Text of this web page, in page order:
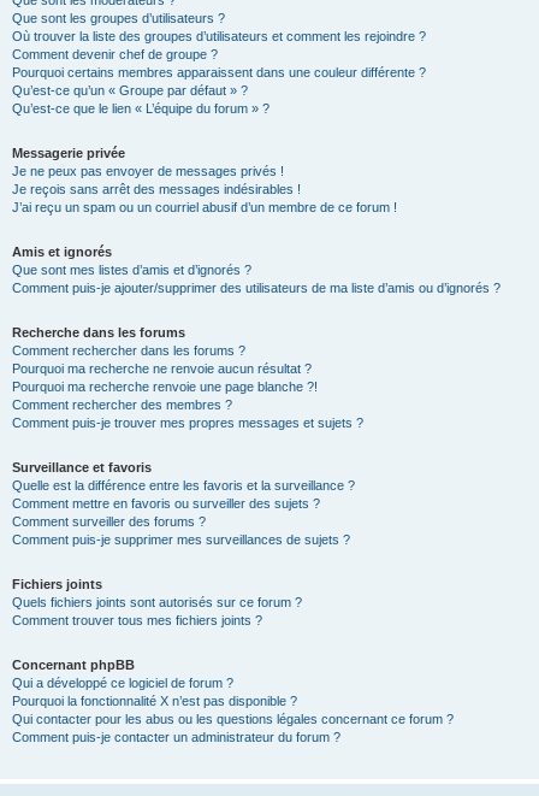
Que sont les groupes d’utilisateurs ?
Où trouver la liste des groupes d’utilisateurs et comment les rejoindre ?
Comment devenir chef de groupe ?
Pourquoi certains membres apparaissent dans une couleur différente ?
Qu’est-ce qu’un « Groupe par défaut » ?
Qu’est-ce que le lien « L’équipe du forum » ?
Messagerie privée
Je ne peux pas envoyer de messages privés !
Je reçois sans arrêt des messages indésirables !
J’ai reçu un spam ou un courriel abusif d’un membre de ce forum !
Amis et ignorés
Que sont mes listes d’amis et d’ignorés ?
Comment puis-je ajouter/supprimer des utilisateurs de ma liste d’amis ou d’ignorés ?
Recherche dans les forums
Comment rechercher dans les forums ?
Pourquoi ma recherche ne renvoie aucun résultat ?
Pourquoi ma recherche renvoie une page blanche ?!
Comment rechercher des membres ?
Comment puis-je trouver mes propres messages et sujets ?
Surveillance et favoris
Quelle est la différence entre les favoris et la surveillance ?
Comment mettre en favoris ou surveiller des sujets ?
Comment surveiller des forums ?
Comment puis-je supprimer mes surveillances de sujets ?
Fichiers joints
Quels fichiers joints sont autorisés sur ce forum ?
Comment trouver tous mes fichiers joints ?
Concernant phpBB
Qui a développé ce logiciel de forum ?
Pourquoi la fonctionnalité X n’est pas disponible ?
Qui contacter pour les abus ou les questions légales concernant ce forum ?
Comment puis-je contacter un administrateur du forum ?